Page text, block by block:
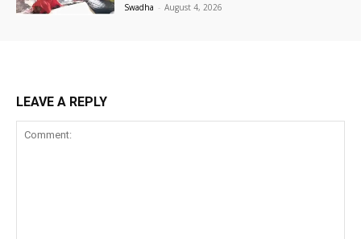
Swadha - August 4, 2026
LEAVE A REPLY